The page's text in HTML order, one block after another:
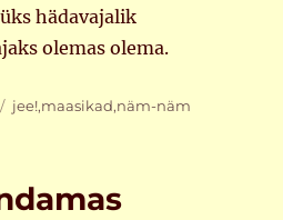
hädavajalik
olemas olema.
Sildid
jee!,maasikad,näm-näm